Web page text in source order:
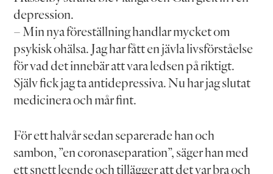
depression.
– Min nya föreställning handlar mycket om
psykisk ohälsa. Jag har fått en jävla livsförståelse
för vad det innebär att vara ledsen på riktigt.
Själv fick jag ta antidepressiva. Nu har jag slutat
medicinera och mår fint.
För ett halvår sedan separerade han och
sambon, ”en coronaseparation”, säger han med
ett snett leende och tillägger att det var bra och